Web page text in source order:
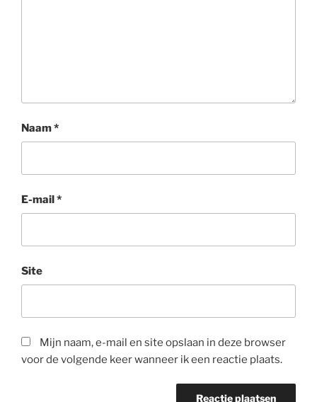
Naam*
E-mail*
Site
Mijn naam, e-mail en site opslaan in deze browser
voor de volgende keer wanneer ik een reactie plaats.